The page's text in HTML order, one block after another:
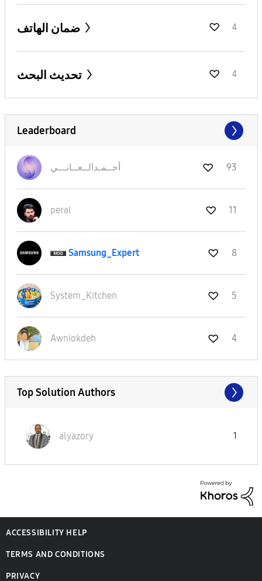
ضمان الهاتف 4
تحديث البحث 4
Leaderboard
أحــمـدالــعــانـــي 93
peral 11
Samsung_Expert 8
System_Kitchen 5
Awniokdeh 4
Top Solution Authors
alyazory 1
ACCESSIBILITY HELP
TERMS AND CONDITIONS
PRIVACY